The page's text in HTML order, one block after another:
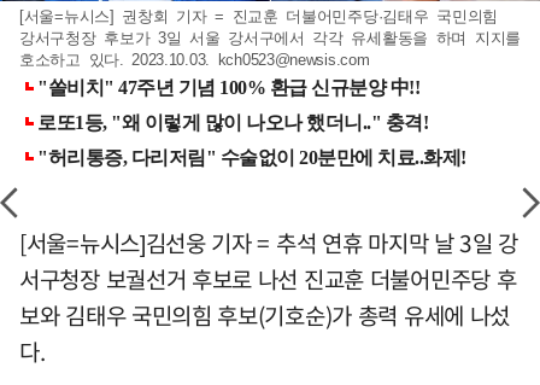
[서울=뉴시스] 권창회 기자 = 진교훈 더불어민주당·김태우 국민의힘
강서구청장 후보가 3일 서울 강서구에서 각각 유세활동을 하며 지지를
호소하고 있다. 2023.10.03.
kch0523@newsis.com
[서울=뉴시스]김선웅 기자 = 추석 연휴 마지막 날 3일 강
서구청장 보궐선거 후보로 나선 진교훈 더불어민주당 후
보와 김태우 국민의힘 후보(기호순)가 총력 유세에 나섰
다.